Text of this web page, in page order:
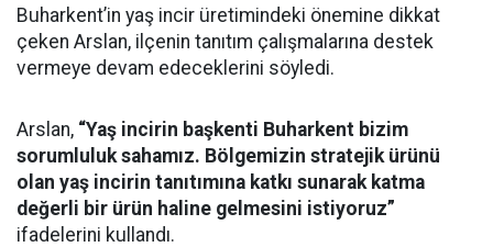
Buharkent’in yaş incir üretimindeki önemine dikkat
çeken Arslan, ilçenin tanıtım çalışmalarına destek
vermeye devam edeceklerini söyledi.
Arslan, “Yaş incirin başkenti Buharkent bizim
sorumluluk sahamız. Bölgemizin stratejik ürünü
olan yaş incirin tanıtımına katkı sunarak katma
değerli bir ürün haline gelmesini istiyoruz”
ifadelerini kullandı.